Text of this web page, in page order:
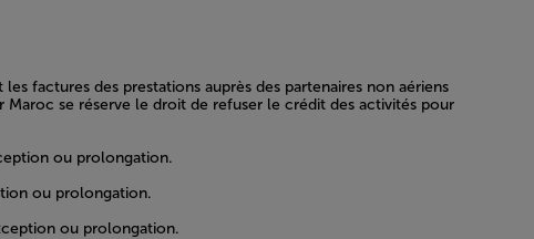
factures des prestations auprès des partenaires non aériens
se réserve le droit de refuser le crédit des activités pour
ou prolongation.
ou prolongation.
ou prolongation.